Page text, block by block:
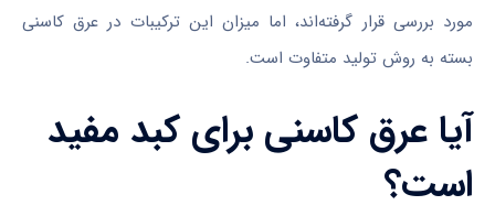
مورد بررسی قرار گرفته‌اند، اما میزان این ترکیبات در عرق کاسنی
بسته به روش تولید متفاوت است.
آیا عرق کاسنی برای کبد مفید
است؟